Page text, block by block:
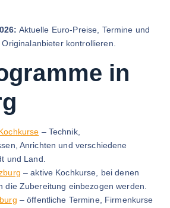
Aktuelle Euro-Preise, Termine und
kontrollieren.
in
– Technik,
Anrichten und verschiedene
und Land.
– aktive Kochkurse, bei denen
die Zubereitung einbezogen werden.
– öffentliche Termine, Firmenkurse